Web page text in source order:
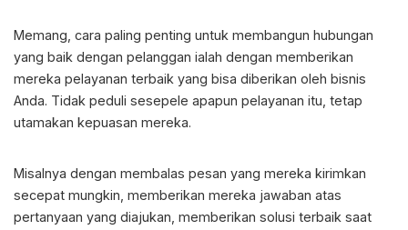
Memang, cara paling penting untuk membangun hubungan
yang baik dengan pelanggan ialah dengan memberikan
mereka pelayanan terbaik yang bisa diberikan oleh bisnis
Anda. Tidak peduli sesepele apapun pelayanan itu, tetap
utamakan kepuasan mereka.
Misalnya dengan membalas pesan yang mereka kirimkan
secepat mungkin, memberikan mereka jawaban atas
pertanyaan yang diajukan, memberikan solusi terbaik saat